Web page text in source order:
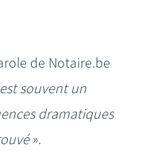
de Notaire.be
souvent un
dramatiques
».